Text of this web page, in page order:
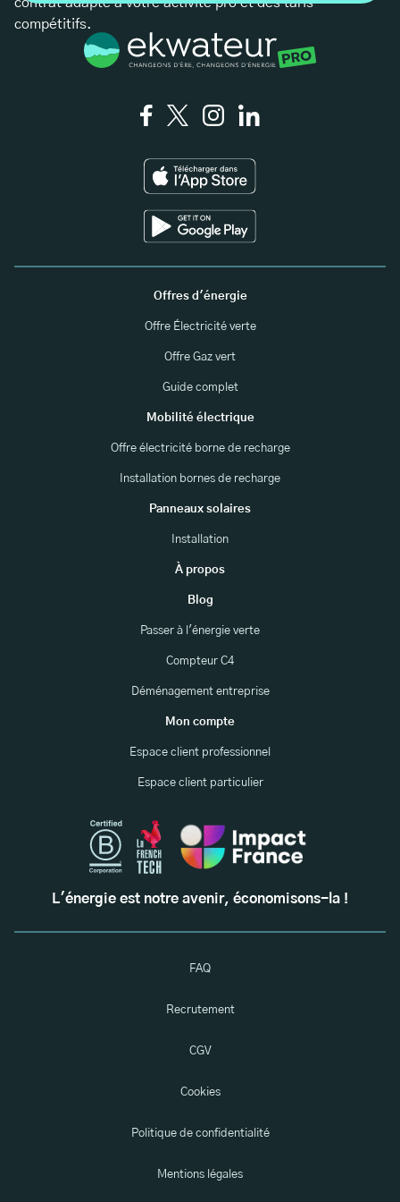
compétitifs.
Offres d'énergie
Offre Électricité verte
Offre Gaz vert
Guide complet
Mobilité électrique
Offre électricité borne de recharge
Installation bornes de recharge
Panneaux solaires
Installation
À propos
Blog
Passer à l'énergie verte
Compteur C4
Déménagement entreprise
Mon compte
Espace client professionnel
Espace client particulier
L'énergie est notre avenir, économisons-la !
FAQ
Recrutement
CGV
Cookies
Politique de confidentialité
Mentions légales